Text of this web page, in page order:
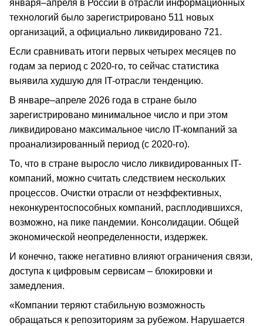
января–апреля в России в отрасли информационных
технологий было зарегистрировано 511 новых
организаций, а официально ликвидировано 721.
Если сравнивать итоги первых четырех месяцев по
годам за период с 2020-го, то сейчас статистика
выявила худшую для IT-отрасли тенденцию.
В январе–апреле 2026 года в стране было
зарегистрировано минимальное число и при этом
ликвидировано максимальное число IT-компаний за
проанализированный период (с 2020-го).
То, что в стране выросло число ликвидированных IT-
компаний, можно считать следствием нескольких
процессов. Очистки отрасли от неэффективных,
неконкурентоспособных компаний, расплодившихся,
возможно, на пике пандемии. Консолидации. Общей
экономической неопределенности, издержек.
И конечно, также негативно влияют ограничения связи,
доступа к цифровым сервисам – блокировки и
замедления.
«Компании теряют стабильную возможность
обращаться к репозиториям за рубежом. Нарушается